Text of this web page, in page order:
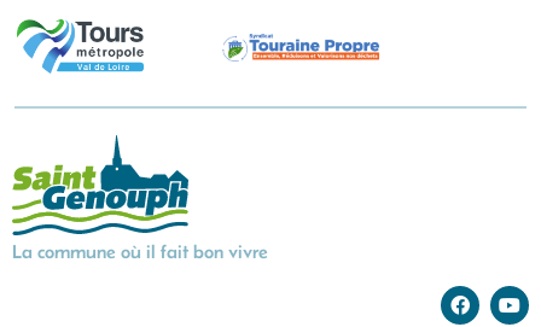
La commune où il fait bon vivre